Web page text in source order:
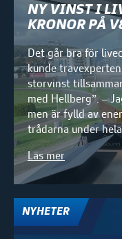
NY VINST I
KRONOR PÅ
Det går bra för livechatten. Under
kunde
storvinst
med Hellberg”. – Jag har sovit lite och jobbat mycket
men är fylld av
trådarna under
Läs mer
NYHETER